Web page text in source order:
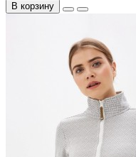
В корзину